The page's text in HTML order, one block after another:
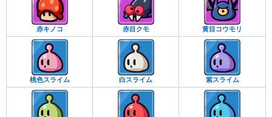
赤キノコ 赤目クモ 黄目コウモリ
桃色スライム 白スライム 紫スライム